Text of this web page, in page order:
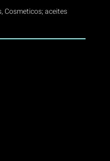
Cosmeticos; aceites